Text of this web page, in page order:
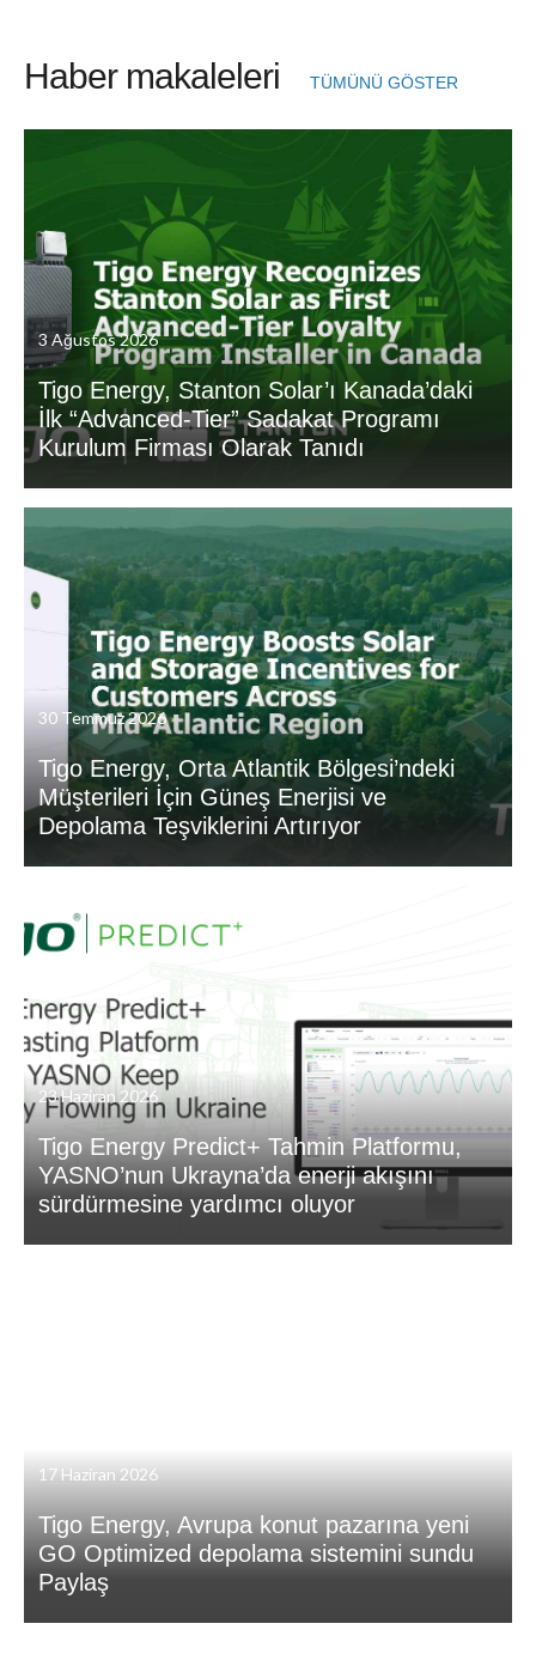
Haber makaleleri TÜMÜNÜ GÖSTER
3 Ağustos 2026
Tigo Energy, Stanton Solar’ı Kanada’daki
İlk “Advanced-Tier” Sadakat Programı
Kurulum Firması Olarak Tanıdı
30 Temmuz 2026
Tigo Energy, Orta Atlantik Bölgesi’ndeki
Müşterileri İçin Güneş Enerjisi ve
Depolama Teşviklerini Artırıyor
23 Haziran 2026
Tigo Energy Predict+ Tahmin Platformu,
YASNO’nun Ukrayna’da enerji akışını
sürdürmesine yardımcı oluyor
17 Haziran 2026
Tigo Energy, Avrupa konut pazarına yeni
GO Optimized depolama sistemini sundu
Paylaş